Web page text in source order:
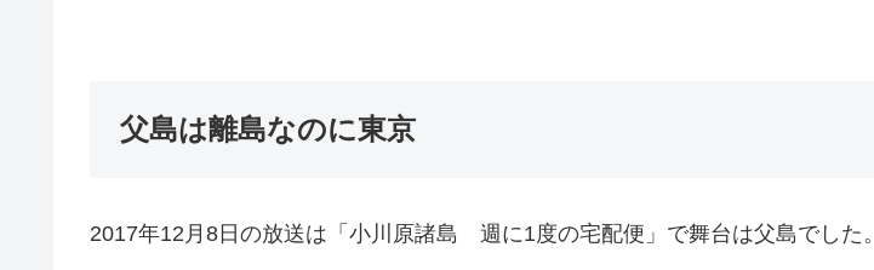
父島は離島なのに東京
2017年12月8日の放送は「小川原諸島 週に1度の宅配便」で舞台は父島でした。